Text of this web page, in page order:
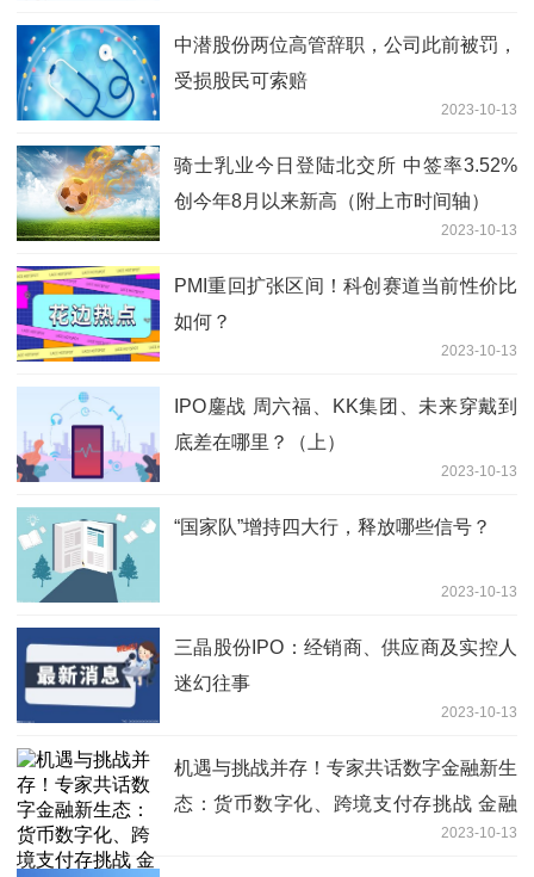
中潜股份两位高管辞职，公司此前被罚，
受损股民可索赔
2023-10-13
骑士乳业今日登陆北交所 中签率3.52%
创今年8月以来新高（附上市时间轴）
2023-10-13
PMI重回扩张区间！科创赛道当前性价比
如何？
2023-10-13
IPO鏖战 周六福、KK集团、未来穿戴到
底差在哪里？（上）
2023-10-13
“国家队”增持四大行，释放哪些信号？
2023-10-13
三晶股份IPO：经销商、供应商及实控人
迷幻往事
2023-10-13
机遇与挑战并存！专家共话数字金融新生
态：货币数字化、跨境支付存挑战 金融
2023-10-13